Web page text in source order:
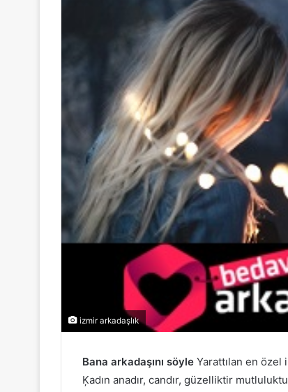
izmir arkadaşlık
Bana arkadaşını söyle Yarattılan en özel
Ķadın anadır, candır, güzelliktir